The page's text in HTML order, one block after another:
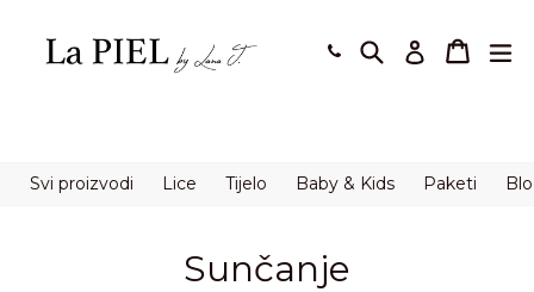
sadržaj.
PretražiPrijavi se
Svi proizvodi Lice Tijelo Baby & Kids Paketi
Sunčanje